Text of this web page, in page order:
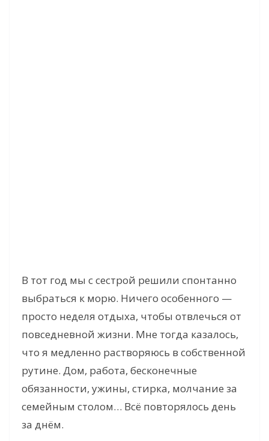
В тот год мы с сестрой решили спонтанно
выбраться к морю. Ничего особенного —
просто неделя отдыха, чтобы отвлечься от
повседневной жизни. Мне тогда казалось,
что я медленно растворяюсь в собственной
рутине. Дом, работа, бесконечные
обязанности, ужины, стирка, молчание за
семейным столом… Всё повторялось день
за днём.